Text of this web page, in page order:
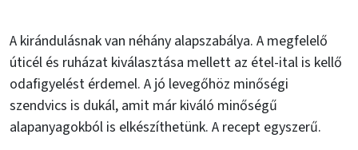
A kirándulásnak van néhány alapszabálya. A megfelelő
úticél és ruházat kiválasztása mellett az étel-ital is kellő
odafigyelést érdemel. A jó levegőhöz minőségi
szendvics is dukál, amit már kiváló minőségű
alapanyagokból is elkészíthetünk. A recept egyszerű.